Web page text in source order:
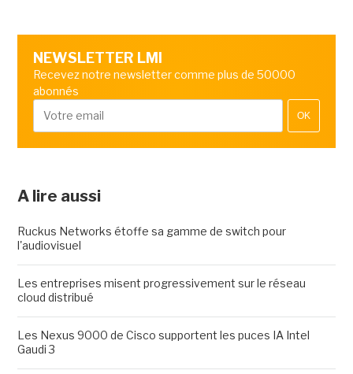
NEWSLETTER LMI
Recevez notre newsletter comme plus de 50000
abonnés
OK
A lire aussi
Ruckus Networks étoffe sa gamme de switch pour
l'audiovisuel
Les entreprises misent progressivement sur le réseau
cloud distribué
Les Nexus 9000 de Cisco supportent les puces IA Intel
Gaudi 3